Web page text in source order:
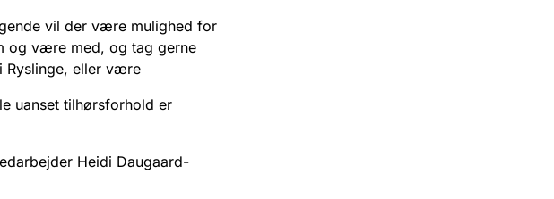
vil der være mulighed for
og være med, og tag gerne
Ryslinge, eller være
uanset tilhørsforhold er
Heidi Daugaard-